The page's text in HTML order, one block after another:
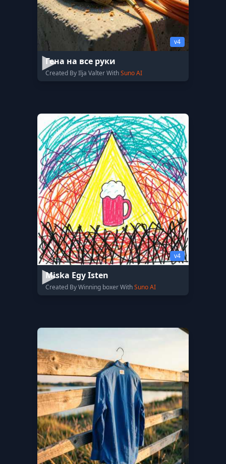
v4
Гена на все руки
Created By Ilja Valter WithSuno AI
v4
Miska Egy Isten
Created By Winning boxer WithSuno AI